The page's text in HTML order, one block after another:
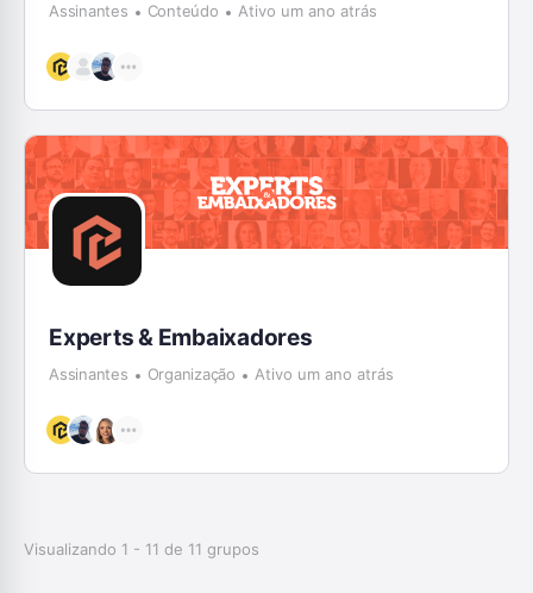
Assinantes Conteúdo Ativo um ano atrás
Experts & Embaixadores
Assinantes Organização Ativo um ano atrás
Visualizando 1 - 11 de 11 grupos